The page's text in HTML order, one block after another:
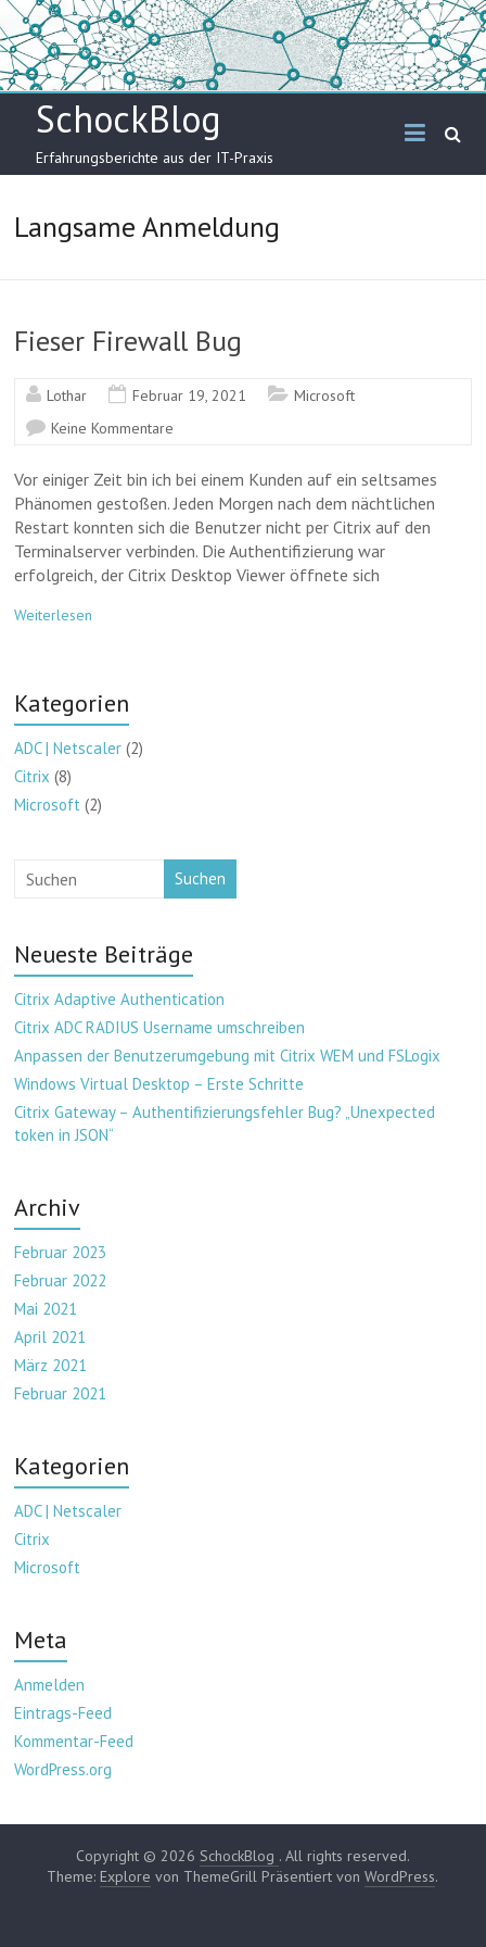
Skip
to
content
SchockBlog
Erfahrungsberichte aus der IT-Praxis
Langsame Anmeldung
Fieser Firewall Bug
Lothar Februar 19, 2021
Microsoft
Keine Kommentare
Vor einiger Zeit bin ich bei einem Kunden auf ein seltsames
Phänomen gestoßen. Jeden Morgen nach dem nächtlichen
Restart konnten sich die Benutzer nicht per Citrix auf den
Terminalserver verbinden. Die Authentifizierung war
erfolgreich, der Citrix Desktop Viewer öffnete sich
Weiterlesen
Kategorien
ADC | Netscaler (2)
Citrix (8)
Microsoft (2)
Suchen
Neueste Beiträge
Citrix Adaptive Authentication
Citrix ADC RADIUS Username umschreiben
Anpassen der Benutzerumgebung mit Citrix WEM und FSLogix
Windows Virtual Desktop – Erste Schritte
Citrix Gateway – Authentifizierungsfehler Bug? „Unexpected
token in JSON“
Archiv
Februar 2023
Februar 2022
Mai 2021
April 2021
März 2021
Februar 2021
Kategorien
ADC | Netscaler
Citrix
Microsoft
Meta
Anmelden
Eintrags-Feed
Kommentar-Feed
WordPress.org
Copyright © 2026 SchockBlog . All rights reserved.
Theme: Explore von ThemeGrill Präsentiert vonWordPress.